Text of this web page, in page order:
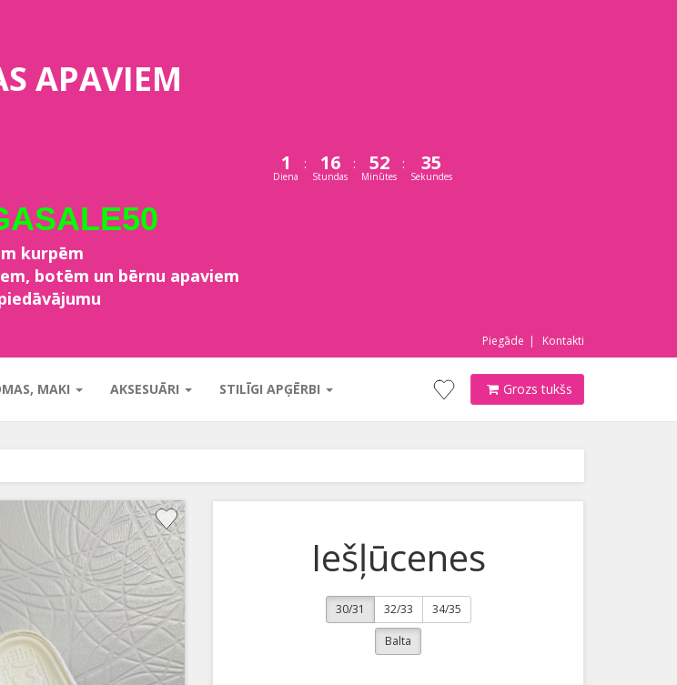
APAVIEM
kurpēm
botēm un bērnu apaviem
1
Diena
: 16
Stundas
: 52
Minūtes
: 34
Sekundes
Piegāde Kontakti
MAKI AKSESUĀRI STILĪGI APĢĒRBI Grozs tukšs
Iešļūcenes
30/31 32/33 34/35
Balta